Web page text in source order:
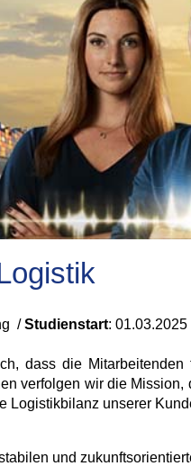
/Studienstart: 01.03.2025
dass die
verfolgen wir die
Logistikbilanz unserer
und